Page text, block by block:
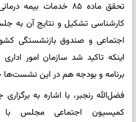
تحقق ماده ۸۵ خدمات
کارشناسی تشکیل و نتایج آن به
اجتماعی و صندوق بازنشستگی
اینکه تاکید شد سازمان امور
برنامه و بودجه هم در این نشست‌ها
فضل‌الله رنجبر، با اشاره به
کمیسیون اجتماعی مجلس با